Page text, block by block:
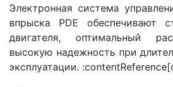
Электронная система
впрыска PDE обеспечивают
двигателя, оптимальный
высокую надежность при
эксплуатации.